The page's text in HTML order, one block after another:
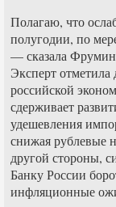
Полагаю, что
полугодии, по
— сказала
Эксперт отметила
российской
сдерживает
удешевления
снижая рублевые
другой стороны,
Банку России
инфляционные